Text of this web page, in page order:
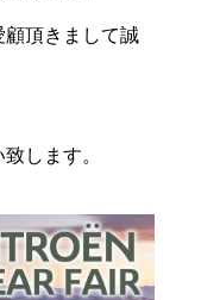
頂きまして誠
します。